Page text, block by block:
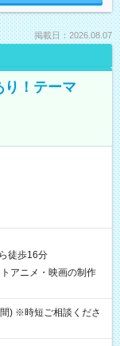
掲載日：2026.08.07
り！テーマ
徒歩16分
アニメ・映画の制作
) ※時短ご相談くださ